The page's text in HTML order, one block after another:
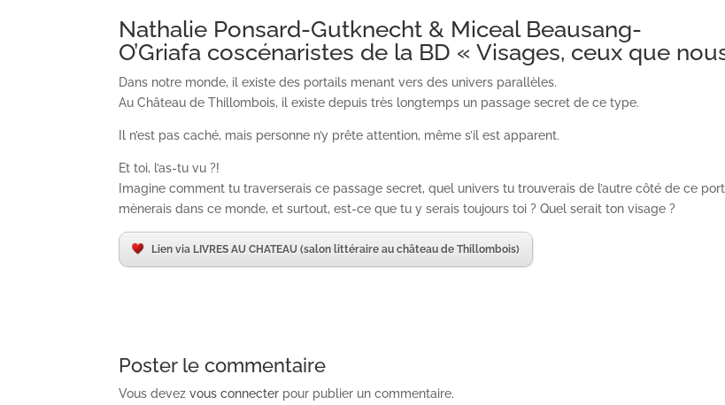
Nathalie Ponsard-Gutknecht & Miceal Beausang-
O’Griafa coscénaristes de la BD « Visages, ceux que
Dans notre monde, il existe des portails menant vers des univers parallèles.
Au Château de Thillombois, il existe depuis très longtemps un passage secret de ce type.
Il n’est pas caché, mais personne n’y prête attention, même s’il est apparent.
Et toi, l’as-tu vu ?!
Imagine comment tu traverserais ce passage secret, quel univers tu trouverais de l’autre côté de ce
mènerais dans ce monde, et surtout, est-ce que tu y serais toujours toi ? Quel serait ton visage ?
Lien via LIVRES AU CHATEAU (salon littéraire au château de Thillombois)
Poster le commentaire
Vous devezvous connecter pour publier un commentaire.